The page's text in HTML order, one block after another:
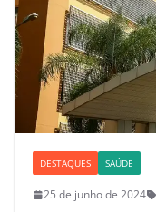
DESTAQUES SAÚDE
25 de junho de 2024